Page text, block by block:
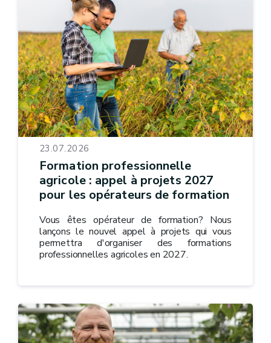
23.07.2026
Formation professionnelle
agricole : appel à projets 2027
pour les opérateurs de formation
Vous êtes opérateur de formation? Nous
lançons le nouvel appel à projets qui vous
permettra d'organiser des formations
professionnelles agricoles en 2027.